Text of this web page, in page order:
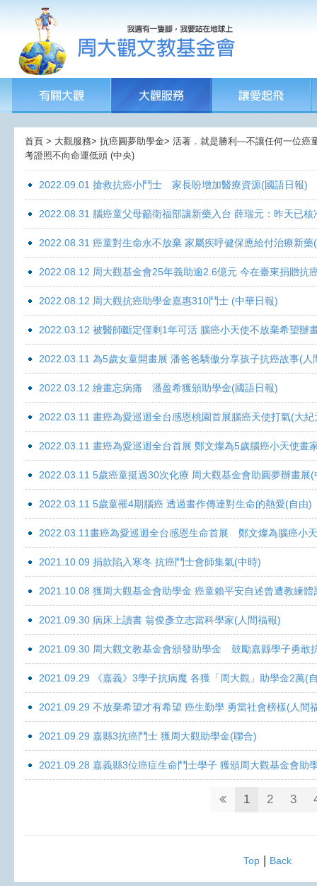
首頁 > 大觀服務> 抗癌圓夢助學金> 活著．就是勝利—不讓任何一位癌
考證照不向命運低頭 (中央)
2022.09.01 搶救抗癌小鬥士 家長盼增加醫療資源(國語日報)
2022.08.31 腦癌童父母籲衛福部讓新藥入台 薛瑞元：昨天已
2022.08.31 癌童對生命永不放棄 家屬疾呼健保應給付治療新藥
2022.08.12 周大觀基金會25年義助逾2.6億元 今在臺東捐贈抗
2022.08.12 周大觀抗癌助學金嘉惠310鬥士 (中華日報)
2022.03.12 被醫師斷定僅剩1年可活 腦癌小天使不放棄希望辦
2022.03.11 為5歲女童開畫展 潘爸爸驕傲分享孩子抗癌故事(人
2022.03.12 繪畫忘病痛 潘盈希獲頒助學金(國語日報)
2022.03.11 畫癌為愛巡迴全台感恩桃園首展腦癌天使打氣(大紀
2022.03.11 畫癌為愛巡迴全台首展 鄭文燦為5歲腦癌小天使畫
2022.03.11 5歲癌童挺過30次化療 周大觀基金會助圓夢辦畫展
2022.03.11 5歲童罹4期腦癌 透過畫作傳達對生命的熱愛(自由)
2022.03.11畫癌為愛巡迴全台感恩生命首展 鄭文燦為腦癌小
2021.10.09 捐款陷入寒冬 抗癌鬥士會師集氣(中時)
2021.10.08 獲周大觀基金會助學金 癌童賴平安自述曾遭教練體
2021.09.30 病床上讀書 翁俊彥立志當科學家(人間福報)
2021.09.30 周大觀文教基金會頒發助學金 鼓勵嘉縣學子勇敢
2021.09.29 《嘉義》3學子抗病魔 各獲「周大觀」助學金2萬(
2021.09.29 不放棄希望才有希望 癌生勤學 勇當社會榜樣(人間
2021.09.29 嘉縣3抗癌鬥士 獲周大觀助學金(聯合)
2021.09.28 嘉義縣3位癌症生命鬥士學子 獲頒周大觀基金會助
1 2 3
Top| Back